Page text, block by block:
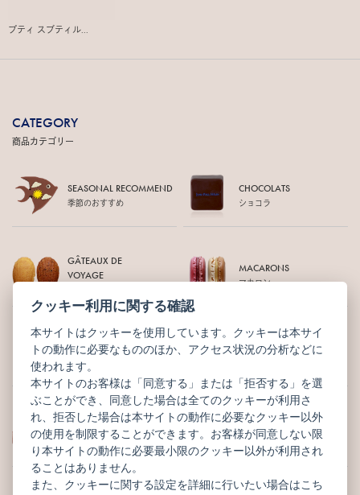
プティ スブティル...
CATEGORY
商品カテゴリー
SEASONAL RECOMMEND
季節のおすすめ
CHOCOLATS
ショコラ
GÂTEAUX DE
VOYAGE
MACARONS
マカロン
TABLETTES
タブレット
GÂTEAUX
WEB LIMITED
オンライン限定
OTHERS
その他商品
クッキー利用に関する確認
本サイトはクッキーを使用しています。クッキーは本サイ
トの動作に必要なもののほか、アクセス状況の分析などに
使われます。
本サイトのお客様は「同意する」または「拒否する」を選
ぶことができ、同意した場合は全てのクッキーが利用さ
れ、拒否した場合は本サイトの動作に必要なクッキー以外
の使用を制限することができます。お客様が同意しない限
り本サイトの動作に必要最小限のクッキー以外が利用され
ることはありません。
また、クッキーに関する設定を詳細に行いたい場合はこち